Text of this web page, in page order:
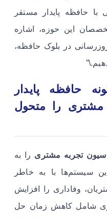
حافظه پایدار مستقر
این حوزه، اشاره
در بلوک حافظه،
حافظه پایدار
را متحول
تجربه مشتری را به
سیستم‌ها با به خاطر
وفاداری را افزایش
شامل کاهش زمان حل